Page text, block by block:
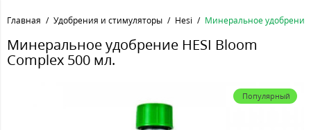
Главная Удобрения и стимуляторы Hesi Минеральное удобрение
Минеральное удобрение HESI Bloom
Complex 500 мл.
Популярный